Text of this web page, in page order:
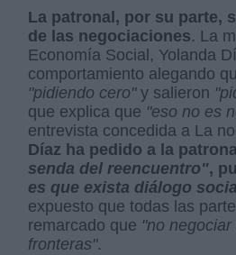
La patronal, por su parte,
de las negociaciones. La
Economía Social, Yolanda
comportamiento alegando
"pidiendo cero"y salieron
que explica que "eso no es
entrevista concedida a La
Díaz ha pedido a la
senda del reencuentro",
es que exista diálogo
expuesto que todas las
remarcado que "no
fronteras".